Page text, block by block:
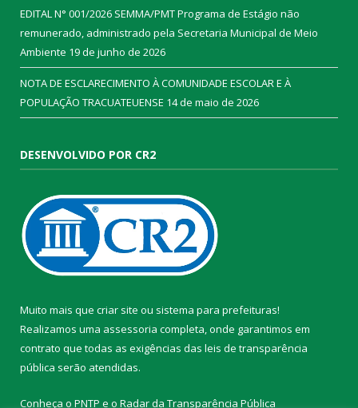
EDITAL N° 001/2026 SEMMA/PMT Programa de Estágio não
remunerado, administrado pela Secretaria Municipal de Meio
Ambiente 19 de junho de 2026
NOTA DE ESCLARECIMENTO À COMUNIDADE ESCOLAR E À
POPULAÇÃO TRACUATEUENSE 14 de maio de 2026
DESENVOLVIDO POR CR2
Muito mais que criar site ou sistema para prefeituras!
Realizamos uma assessoria completa, onde garantimos em
contrato que todas as exigências das leis de transparência
pública serão atendidas.
Conheça o PNTP e o Radar da Transparência Pública